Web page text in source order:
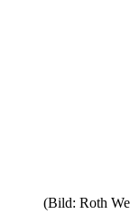
(Bild: Roth